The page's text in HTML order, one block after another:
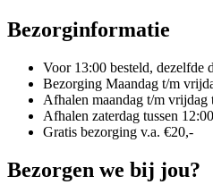
Bezorginformatie
Voor 13:00 besteld, dezelfde
Bezorging Maandag t/m
Afhalen maandag t/m vrijdag
Afhalen zaterdag tussen
Gratis bezorging v.a. €20,-
Bezorgen we bij jou?